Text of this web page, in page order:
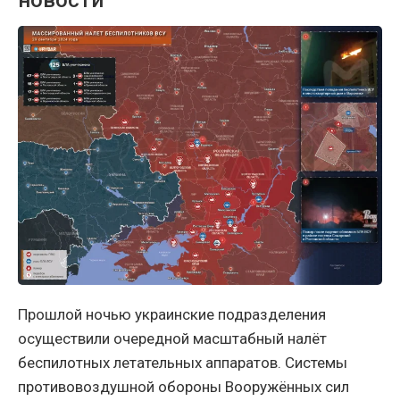
Прошлой ночью украинские подразделения
осуществили очередной масштабный налёт
беспилотных летательных аппаратов. Системы
противовоздушной обороны Вооружённых сил